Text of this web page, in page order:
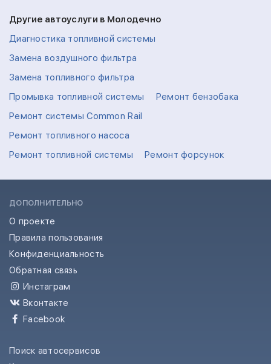
Другие автоуслуги в Молодечно
Диагностика топливной системы
Замена воздушного фильтра
Замена топливного фильтра
Промывка топливной системы
Ремонт бензобака
Ремонт системы Common Rail
Ремонт топливного насоса
Ремонт топливной системы
Ремонт форсунок
ДОПОЛНИТЕЛЬНО
О проекте
Правила пользования
Конфиденциальность
Обратная связь
Инстаграм
Вконтакте
Facebook
Поиск автосервисов